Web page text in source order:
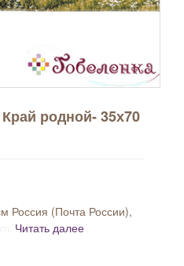
родной- 35х70
Россия (Почта России),
Читать далее